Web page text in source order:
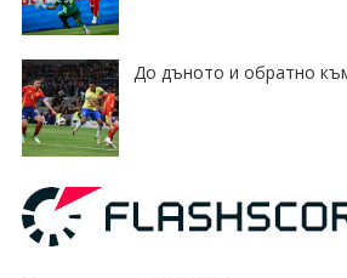
До дъното и обратно